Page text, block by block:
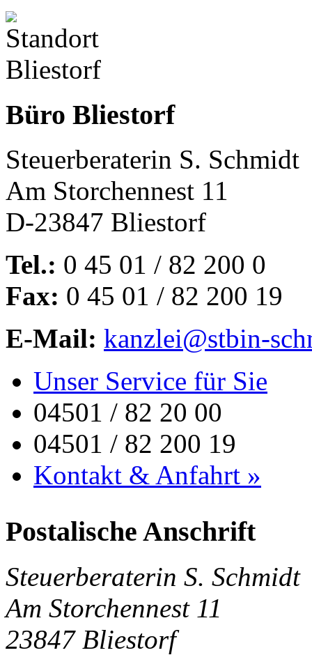
Büro Bliestorf
Steuerberaterin S. Schmidt
Am Storchennest 11
D-23847 Bliestorf
Tel.: 0 45 01 / 82 200 0
Fax: 0 45 01 / 82 200 19
E-Mail: kanzlei@stbin-
Unser Service für Sie
04501 / 82 20 00
04501 / 82 200 19
Kontakt & Anfahrt »
Postalische Anschrift
Steuerberaterin S. Schmidt
Am Storchennest 11
23847 Bliestorf